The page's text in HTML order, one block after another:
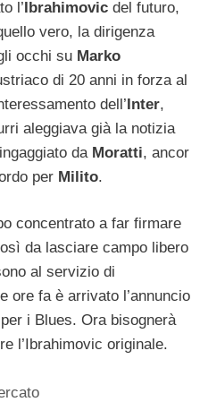
l’Ibrahimovic del futuro,
vero, la dirigenza
occhi su Marko
di 20 anni in forza al
dell’Inter,
aleggiava già la notizia
da Moratti, ancor
per Milito.
concentrato a far firmare
da lasciare campo libero
al servizio di
ore fa è arrivato l’annuncio
i Blues. Ora bisognerà
l’Ibrahimovic originale.